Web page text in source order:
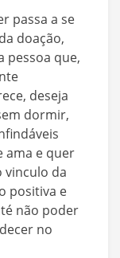
passa a se
doação,
pessoa que,
deseja
dormir,
ama e quer
vinculo da
positiva e
não poder
no